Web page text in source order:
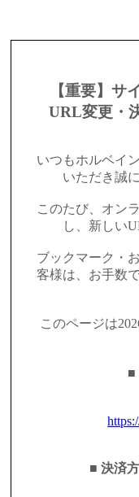
【重要】サ
URL変更・
いつもホルベイ
いただき誠
このたび、オン
し、新しい
ブックマーク・
客様は、お手数
このページは
■
■ 決済